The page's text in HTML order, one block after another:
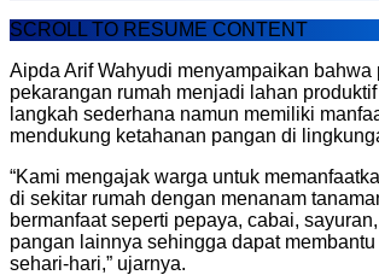
SCROLL TO RESUME CONTENT
Aipda Arif Wahyudi menyampaikan bahwa
pekarangan rumah menjadi lahan
langkah sederhana namun memiliki
mendukung ketahanan pangan di
“Kami mengajak warga untuk
di sekitar rumah dengan menanam
bermanfaat seperti pepaya, cabai,
pangan lainnya sehingga dapat
sehari-hari,” ujarnya.